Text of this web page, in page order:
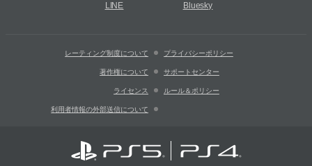
LINE Bluesky
レーティング制度について プライバシーポリシー
著作権について サポートセンター
ライセンス ルール＆ポリシー
利用者情報の外部送信について